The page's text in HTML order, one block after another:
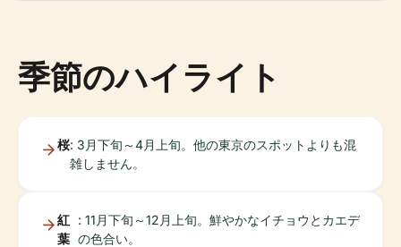
季節のハイライト
桜: 3月下旬～4月上旬。他の東京のスポットよりも混
雑しません。
紅
葉
: 11月下旬～12月上旬。鮮やかなイチョウとカエデ
の色合い。